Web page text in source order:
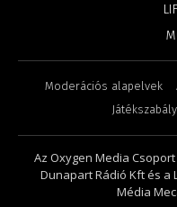
Moderációs alapelvek
Az Oxygen Media
Dunapart Rádió Kft és a
Média